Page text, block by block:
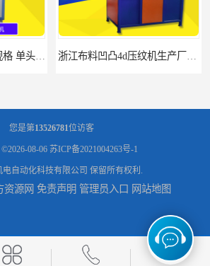
面料凹凸压纹机厂家 毛巾干发巾压标压logo设备 性能稳定 浙江布料凹凸4d压纹机厂家 服装针织布料凹凸压纹机 性能稳定
您是第13526781位访客
08-06 苏ICP备2021004263号-1
电自动化科技有限公司 保留所有权利.
资源网 免责声明 管理员入口 网站地图